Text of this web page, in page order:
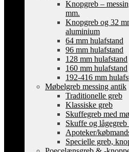
Knopgreb –
mm.
Knopgreb og 32
aluminium
64 mm hulafstand
96 mm hulafstand
128 mm hulafstand
160 mm hulafstand
192-416 mm
Møbelgreb messing antik
Traditionelle greb
Klassiske greb
Skuffegreb med
Skuffe og lågegreb
Apoteker/
Specielle greb,